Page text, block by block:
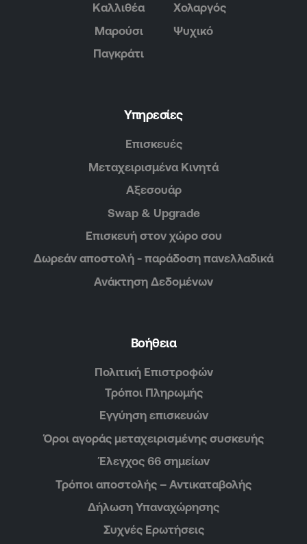
Καλλιθέα
Μαρούσι
Παγκράτι
Χολαργός
Ψυχικό
Υπηρεσίες
Επισκευές
Μεταχειρισμένα Κινητά
Αξεσουάρ
Swap & Upgrade
Επισκευή στον χώρο σου
Δωρεάν αποστολή - παράδοση πανελλαδικά
Ανάκτηση Δεδομένων
Βοήθεια
Πολιτική Επιστροφών
Τρόποι Πληρωμής
Εγγύηση επισκευών
Όροι αγοράς μεταχειρισμένης συσκευής
Έλεγχος 66 σημείων
Τρόποι αποστολής – Αντικαταβολής
Δήλωση Υπαναχώρησης
Συχνές Ερωτήσεις